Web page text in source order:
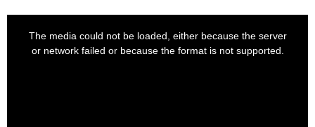
The media could not be loaded, either because the server
or network failed or because the format is not supported.